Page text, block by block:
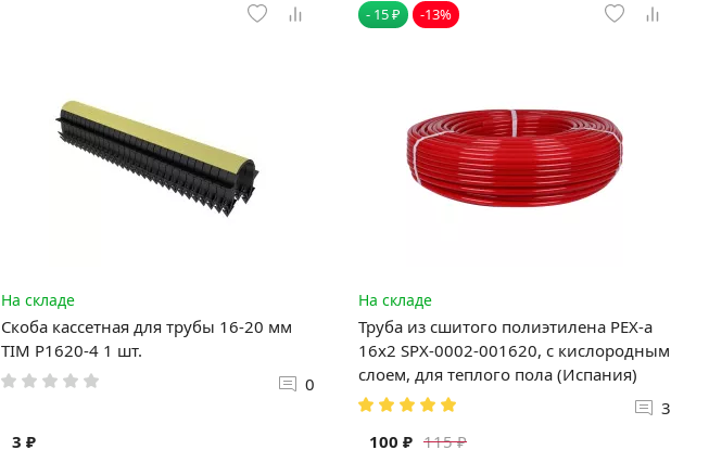
На складе
Скоба кассетная для трубы 16-20 мм
TIM P1620-4 1 шт.
0
3 ₽
- 15 ₽ -13%
На складе
Труба из сшитого полиэтилена PEX-a
16х2 SPX-0002-001620, с кислородным
слоем, для теплого пола (Испания)
3
115 ₽
100 ₽